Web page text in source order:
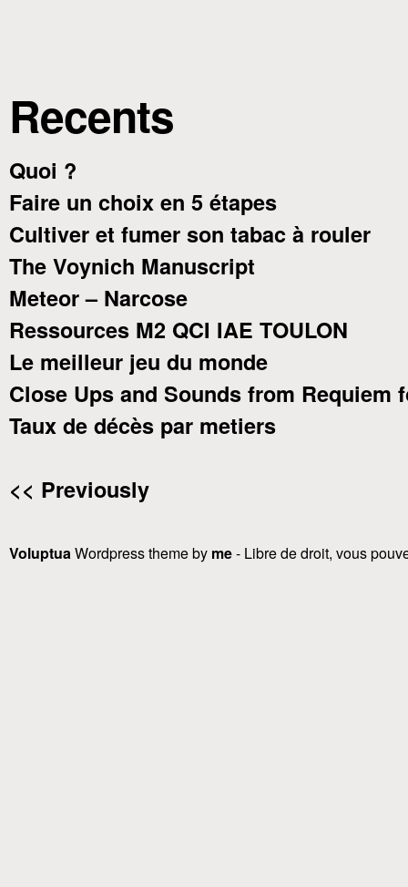
Recents
Quoi ?
Faire un choix en 5 étapes
Cultiver et fumer son tabac à rouler
The Voynich Manuscript
Meteor – Narcose
Ressources M2 QCI IAE TOULON
Le meilleur jeu du monde
Close Ups and Sounds from Requiem
Taux de décès par metiers
<< Previously
VoluptuaWordpress theme by me- Libre de droit, vous